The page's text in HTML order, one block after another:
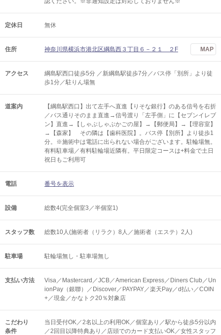
定休日 無休
住所 神奈川県横浜市港北区綱島西３丁目６－２１ ２F MAP
アクセス
綱島駅西口徒歩5分 ／新綱島駅徒歩7分／バス停「別所」より徒
歩1分／駐りん場無
道案内
【綱島駅西口】出て左手へ直進【りそな銀行】のある信号を右折
／バス通りそのまま直進→信号渡り「左手側」に【セブンイレブ
ン】直進→【しゃぶしゃぶかごの屋】→【郵便局】→【理容室】
→【森家】 その隣は【歯科医院】。バス停【別所】より徒歩1
分。※施術中は電話に出られない場合がございます。駐輪場無。
有料駐車場／有料駐輪場近隣有。平日限定コースは+料金で土日
祝日もご利用可
電話 番号を表示
設備 総数4(完全個室3／半個室1)
スタッフ数 総数10人(施術者（リラク）8人／施術者（エステ）2人)
駐車場 駐輪場無し・駐車場無し
支払い方法
Visa／Mastercard／JCB／American Express／Diners Club／Un
ionPay（銀聯）／Discover／PAYPAY／楽天Pay／d払い／COIN
+／現金／かなトク20％対象店
こだわり
条件
当日受付OK／2名以上の利用OK／個室あり／駅から徒歩5分以内
／2回目以降特典あり／店頭でのカード支払いOK／女性スタッフ